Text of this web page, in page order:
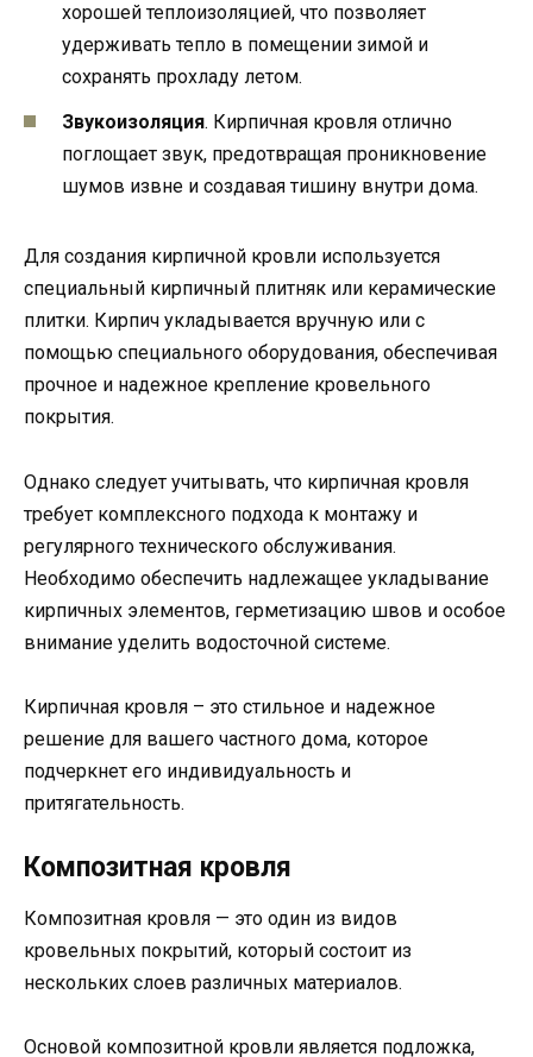
хорошей теплоизоляцией, что позволяет
удерживать тепло в помещении зимой и
сохранять прохладу летом.
Звукоизоляция. Кирпичная кровля отлично
поглощает звук, предотвращая проникновение
шумов извне и создавая тишину внутри дома.
Для создания кирпичной кровли используется
специальный кирпичный плитняк или керамические
плитки. Кирпич укладывается вручную или с
помощью специального оборудования, обеспечивая
прочное и надежное крепление кровельного
покрытия.
Однако следует учитывать, что кирпичная кровля
требует комплексного подхода к монтажу и
регулярного технического обслуживания.
Необходимо обеспечить надлежащее укладывание
кирпичных элементов, герметизацию швов и особое
внимание уделить водосточной системе.
Кирпичная кровля – это стильное и надежное
решение для вашего частного дома, которое
подчеркнет его индивидуальность и
притягательность.
Композитная кровля
Композитная кровля — это один из видов
кровельных покрытий, который состоит из
нескольких слоев различных материалов.
Основой композитной кровли является подложка,